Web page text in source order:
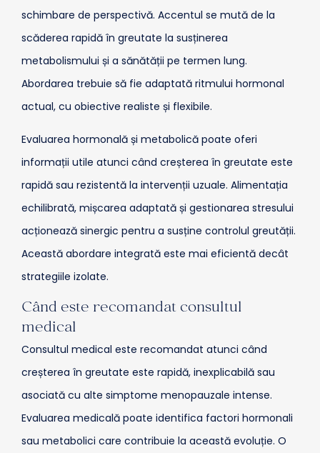
schimbare de perspectivă. Accentul se mută de la
scăderea rapidă în greutate la susținerea
metabolismului și a sănătății pe termen lung.
Abordarea trebuie să fie adaptată ritmului hormonal
actual, cu obiective realiste și flexibile.
Evaluarea hormonală și metabolică poate oferi
informații utile atunci când creșterea în greutate este
rapidă sau rezistentă la intervenții uzuale. Alimentația
echilibrată, mișcarea adaptată și gestionarea stresului
acționează sinergic pentru a susține controlul greutății.
Această abordare integrată este mai eficientă decât
strategiile izolate.
Când este recomandat consultul
medical
Consultul medical este recomandat atunci când
creșterea în greutate este rapidă, inexplicabilă sau
asociată cu alte simptome menopauzale intense.
Evaluarea medicală poate identifica factori hormonali
sau metabolici care contribuie la această evoluție. O